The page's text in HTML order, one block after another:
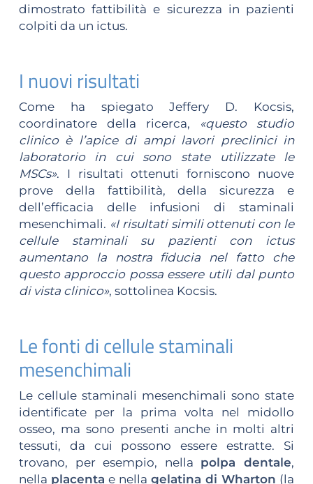
dimostrato fattibilità e sicurezza in pazienti
colpiti da un ictus.
I nuovi risultati
Come ha spiegato Jeffery D. Kocsis,
coordinatore della ricerca, «questo studio
clinico è l’apice di ampi lavori preclinici in
laboratorio in cui sono state utilizzate le
MSCs». I risultati ottenuti forniscono nuove
prove della fattibilità, della sicurezza e
dell’efficacia delle infusioni di staminali
mesenchimali. «I risultati simili ottenuti con le
cellule staminali su pazienti con ictus
aumentano la nostra fiducia nel fatto che
questo approccio possa essere utili dal punto
di vista clinico», sottolinea Kocsis.
Le fonti di cellule staminali
mesenchimali
Le cellule staminali mesenchimali sono state
identificate per la prima volta nel midollo
osseo, ma sono presenti anche in molti altri
tessuti, da cui possono essere estratte. Si
trovano, per esempio, nella polpa dentale,
nella placenta e nellagelatina di Wharton (la